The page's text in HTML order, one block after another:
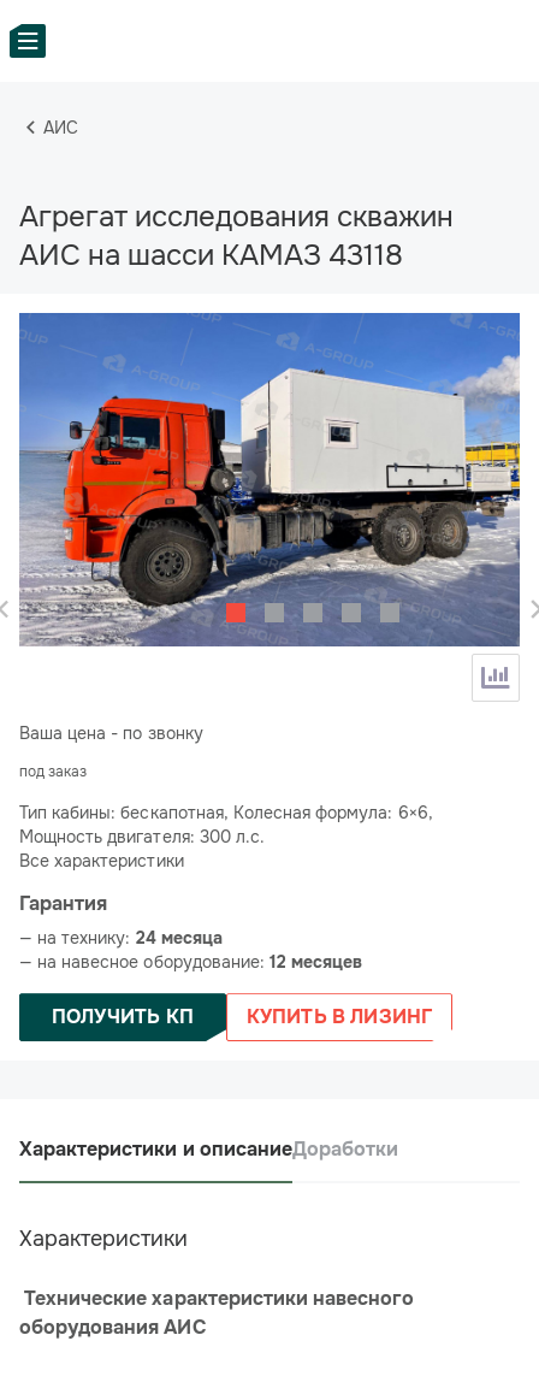
АИС
Агрегат исследования скважин
АИС на шасси КАМАЗ 43118
Ваша цена - по звонку
под заказ
Тип кабины: бескапотная, Колесная формула: 6×6,
Мощность двигателя: 300 л.с.
Все характеристики
Гарантия
— на технику: 24 месяца
— на навесное оборудование: 12 месяцев
ПОЛУЧИТЬ КП КУПИТЬ В ЛИЗИНГ
Характеристики и описаниеДоработки
Характеристики
Технические характеристики навесного
оборудования АИС